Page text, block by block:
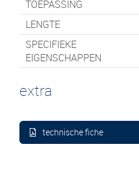
TOEPASSING
LENGTE
SPECIFIEKE
EIGENSCHAPPEN
extra
technische fiche